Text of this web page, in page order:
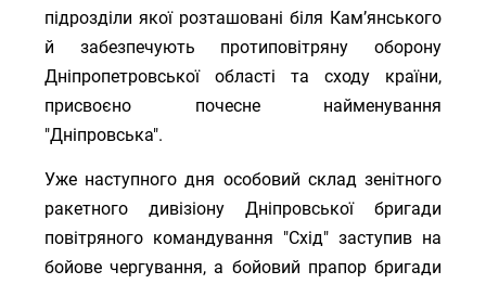
підрозділи якої розташовані біля Кам’янського
й забезпечують протиповітряну оборону
Дніпропетровської області та сходу країни,
присвоєно почесне найменування
"Дніпровська".
Уже наступного дня особовий склад зенітного
ракетного дивізіону Дніпровської бригади
повітряного командування "Схід" заступив на
бойове чергування, а бойовий прапор бригади